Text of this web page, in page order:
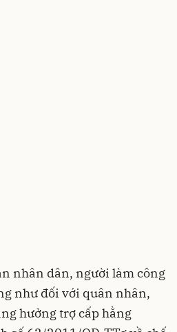
nhân dân, người làm công
như đối với quân nhân,
hưởng trợ cấp hằng